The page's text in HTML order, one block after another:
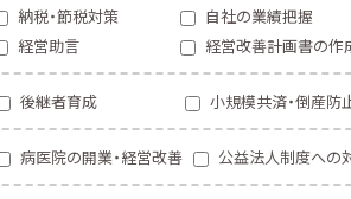
納税・節税対策
自社の業績把握
経営助言 経営改善計画書の作
後継者育成 小規模共済・倒産防
病医院の開業・経営改善 公益法人制度への